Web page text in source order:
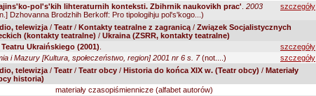
pol's'kih lihteraturnih konteksti. Zbihrnik naukovikh prac' 2003
Dzhovanna Brodzhih Berkoff: Pro tipologihju pol's'kogo...)
szczegóły
telewizja / Teatr / Kontakty teatralne z zagranicą / Związek Socjalistycznych
(kontakty teatralne) / Ukraina (ZSRR, kontakty teatralne)
Ukraińskiego (2001)
szczegóły
i Mazury [Kultura, społeczeństwo, region] 2001 nr 6 s. 7(not....)
szczegóły
telewizja / Teatr / Teatr obcy / Historia do końca XIX w. (Teatr obcy) / Materiały
historia)
materiały czasopiśmiennicze (alfabet autorów)